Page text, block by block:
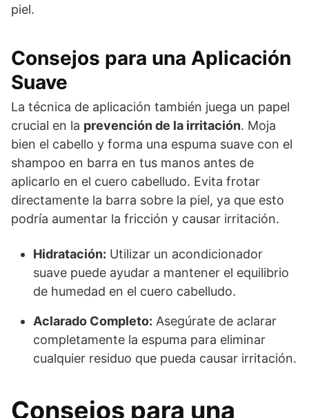
piel.
Consejos para una Aplicación
Suave
La técnica de aplicación también juega un papel
crucial en la prevención de la irritación. Moja
bien el cabello y forma una espuma suave con el
shampoo en barra en tus manos antes de
aplicarlo en el cuero cabelludo. Evita frotar
directamente la barra sobre la piel, ya que esto
podría aumentar la fricción y causar irritación.
Hidratación: Utilizar un acondicionador
suave puede ayudar a mantener el equilibrio
de humedad en el cuero cabelludo.
Aclarado Completo: Asegúrate de aclarar
completamente la espuma para eliminar
cualquier residuo que pueda causar irritación.
Consejos para una